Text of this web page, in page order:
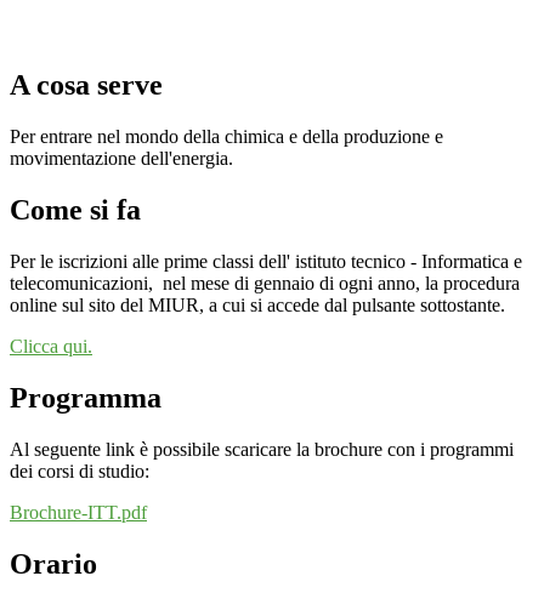
A cosa serve
Per entrare nel mondo della chimica e della produzione e
movimentazione dell'energia.
Come si fa
Per le iscrizioni alle prime classi dell' istituto tecnico - Informatica e
telecomunicazioni, nel mese di gennaio di ogni anno, la procedura
online sul sito del MIUR, a cui si accede dal pulsante sottostante.
Clicca qui.
Programma
Al seguente link è possibile scaricare la brochure con i programmi
dei corsi di studio:
Brochure-ITT.pdf
Orario